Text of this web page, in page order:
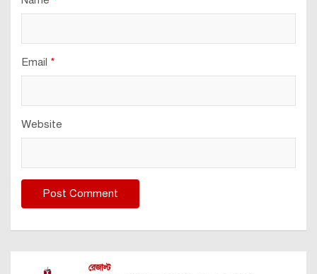
Email *
Website
রেজাল্ট